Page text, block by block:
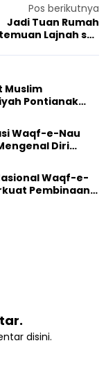
Pos berikutnya
Jadi Tuan Rumah
Lajnah se-
Tahap Renovasi
Muslim
Pontianak
Kolaborasi Sosial
Waqf-e-Nau
Diri
Waqf-e-
Pembinaan
disini.